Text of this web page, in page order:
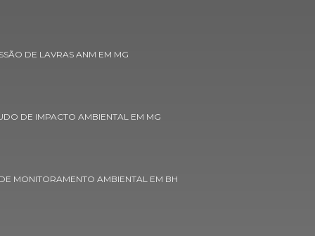
DE LAVRAS ANM EM MG
DE IMPACTO AMBIENTAL EM MG
MONITORAMENTO AMBIENTAL EM BH
Empresa de aerolevantamento
Empresa de aerolevantamento em minas
drone